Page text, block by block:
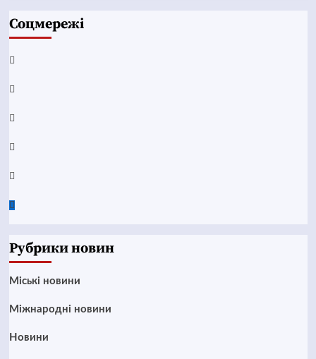
Соцмережі
Facebook
YouTube
Telegram
Instagram
Twitter
Google
Рубрики новин
Mіські новини
Міжнародні новини
Новини